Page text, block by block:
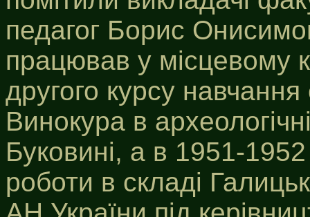
педагог Борис
працював у місцевому
другого курсу
Винокура в
Буковині, а в 1951-
роботи в складі